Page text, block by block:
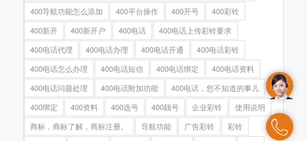
400导航功能怎么添加
400平台操作 400开号
400彩铃
400新开
400新开户 400电话
400电话上传彩铃要求
400电话代理
400电话办理 400电话开通
400电话彩铃
400电话怎么办理
400电话短信 400电话绑定
400电话资料
400电话问题处理
400电话附加功能
400电话，您不知道的事儿
400绑定
400资料 400选号 400靓号 企业彩铃
使用说明
商标，商标了解，商标注册。
导航功能 广告彩铃
彩铃